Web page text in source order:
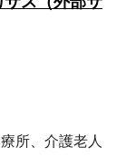
所、介護老人